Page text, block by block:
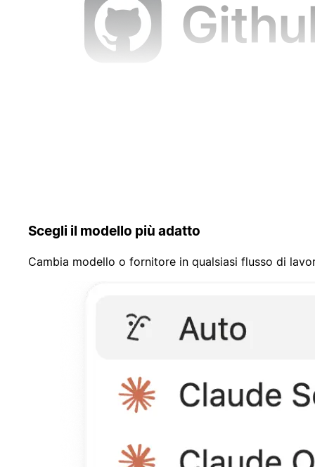
Scegli il modello più adatto
Cambia modello o fornitore in qualsiasi flusso di